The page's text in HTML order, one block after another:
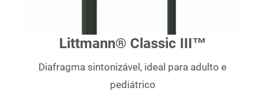
Littmann® Classic III™
Diafragma sintonizável, ideal para adulto e
pediátrico